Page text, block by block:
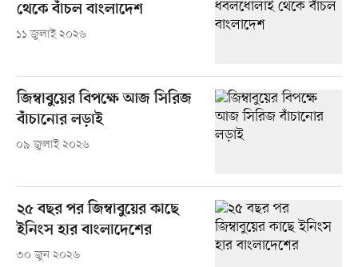
থেকে বাঁচল বাংলাদেশ
১১ জুলাই ২০২৬
জিম্বাবুয়ের বিপক্ষে আজ সিরিজ
বাঁচানোর লড়াই
০৯ জুলাই ২০২৬
২৫ বছর পর জিম্বাবুয়ের কাছে
ইনিংস হার বাংলাদেশের
৩০ জুন ২০২৬